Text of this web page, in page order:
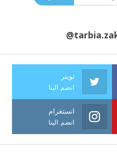
تويتر
انضم الينا
انستغرام
انضم الينا